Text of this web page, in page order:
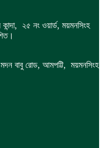
কান্দা, ২৫ নং ওয়ার্ড, ময়মনসিংহ
মদন বাবু রোড, আমপট্টি, ময়মনসিংহ